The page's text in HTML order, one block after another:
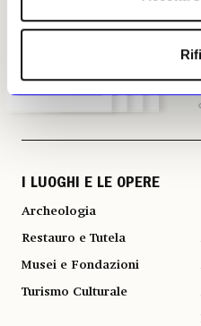
I LUOGHI E LE OPERE
Archeologia
Restauro e Tutela
Musei e Fondazioni
Turismo Culturale